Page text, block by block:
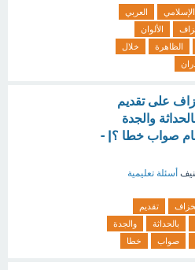
الإسلامي
العربي
الألوان
الظاهرة
خلال
على تقديم
والجدة
صواب خطا ؟| -
أسئلة تعليمية
تقديم
بالحداثة
والجدة
صواب خطا